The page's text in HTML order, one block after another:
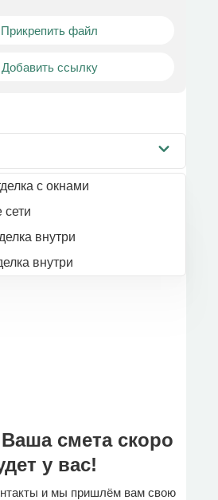
Прикрепить файл
Добавить ссылку
с окнами
внутри
внутри
смета скоро
у вас!
и мы пришлём вам свою